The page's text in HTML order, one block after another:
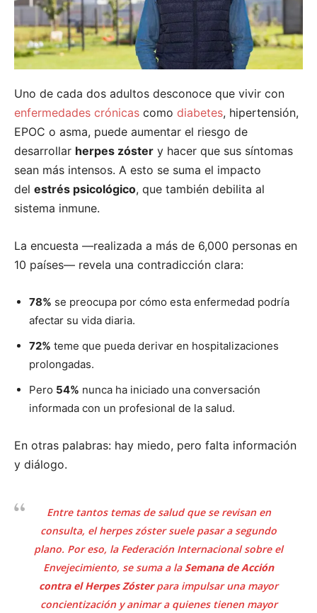
Uno de cada dos adultos desconoce que vivir con
enfermedades crónicas como diabetes, hipertensión,
EPOC o asma, puede aumentar el riesgo de
desarrollar herpes zóster y hacer que sus síntomas
sean más intensos. A esto se suma el impacto
del estrés psicológico, que también debilita al
sistema inmune.
La encuesta —realizada a más de 6,000 personas en
10 países— revela una contradicción clara:
78% se preocupa por cómo esta enfermedad podría
afectar su vida diaria.
72% teme que pueda derivar en hospitalizaciones
prolongadas.
Pero 54% nunca ha iniciado una conversación
informada con un profesional de la salud.
En otras palabras: hay miedo, pero falta información
y diálogo.
Entre tantos temas de salud que se revisan en
consulta, el herpes zóster suele pasar a segundo
plano. Por eso, la Federación Internacional sobre el
Envejecimiento, se suma a la Semana de Acción
contra el Herpes Zósterpara impulsar una mayor
concientización y animar a quienes tienen mayor